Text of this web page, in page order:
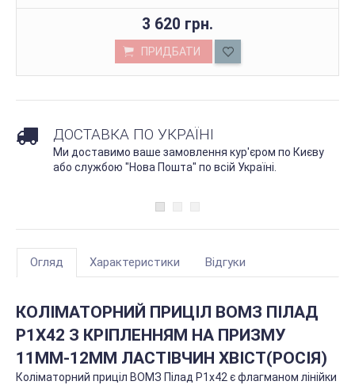
3 620 грн.
ПРИДБАТИ
ДОСТАВКА ПО УКРАЇНІ
Ми доставимо ваше замовлення кур'єром по Києву
або службою "Нова Пошта" по всій Україні.
Огляд Характеристики Відгуки
КОЛІМАТОРНИЙ ПРИЦІЛ ВОМЗ ПІЛАД
P1Х42 З КРІПЛЕННЯМ НА ПРИЗМУ
11ММ-12ММ ЛАСТІВЧИН ХВІСТ(РОСІЯ)
Коліматорний приціл ВОМЗ Пілад P1х42 є флагманом лінійки